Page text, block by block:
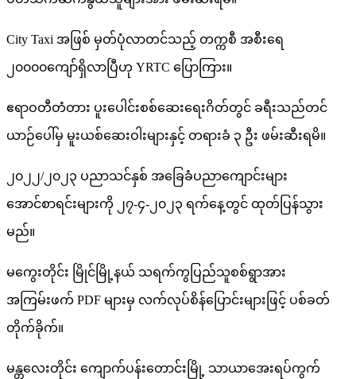
City Taxi အဖြစ် မှတ်ပုံလာတင်သည့် တက္ကစီ အစီးရေ
၂၀၀၀၀ကျော်ရှိလာပြီဟု YRTC ပြောကြား။
ဧရာဝတီတံတား ပူးပေါင်းစစ်ဆေးရေးဂိတ်တွင် ခရီးသည်တင်
ယာဉ်ပေါ်မှ မူးယစ်ဆေးဝါးများနှင့် တရားခံ ၃ ဦး ဖမ်းဆီးရမိ။
၂၀၂၂/၂၀၂၃ ပညာသင်နှစ် အခြေခံပညာကျောင်းများ
အောင်စာရင်းများကို ၂၇-၄-၂၀၂၃ ရက်နေ့တွင် ထုတ်ပြန်သွား
မည်။
မကွေးတိုင်း မြိုင်မြို့နယ် သရက်ကွပြည်သူစစ်ရွာအား
အကြမ်းဖက် PDF များမှ လက်လုပ်စိန်ပြောင်းများဖြင့် ပစ်ခတ်
တိုက်ခိုက်။
မန္တလေးတိုင်း ကျောက်ပန်းတောင်းမြို့ သာယာအေးရပ်ကွက်